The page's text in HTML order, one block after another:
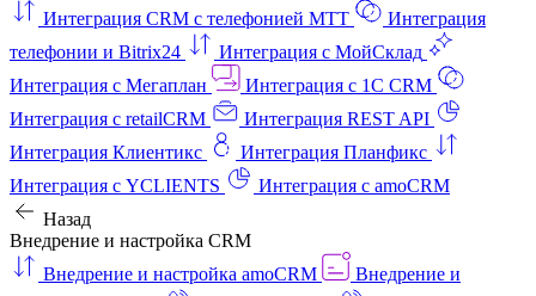
Интеграция CRM с телефонией МТТ
Интеграция
телефонии и Bitrix24
Интеграция с МойСклад
Интеграция с Мегаплан
Интеграция с 1C CRM
Интеграция с retailCRM
Интеграция REST API
Интеграция Клиентикс
Интеграция Планфикс
Интеграция с YCLIENTS
Интеграция с amoCRM
Назад
Внедрение и настройка CRM
Внедрение и настройка amoCRM
Внедрение и